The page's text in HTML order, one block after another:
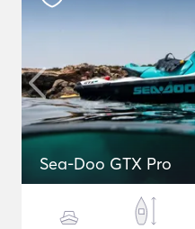
Sea-Doo GTX Pro